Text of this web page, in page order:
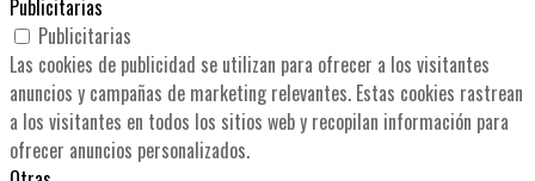
Publicitarias
Publicitarias
Las cookies de publicidad se utilizan para ofrecer a los visitantes
anuncios y campañas de marketing relevantes. Estas cookies rastrean
a los visitantes en todos los sitios web y recopilan información para
ofrecer anuncios personalizados.